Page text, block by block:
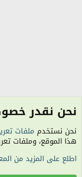
منتدى واش راك تهدر
الكوكيز
نحن نقدر
نحن نستخدم ملفات
هذا الموقع، وملفات
اطلع على المزيد من